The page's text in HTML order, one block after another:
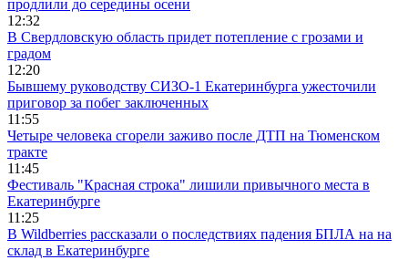
продлили до середины осени
12:32
В Свердловскую область придет потепление с грозами и
градом
12:20
Бывшему руководству СИЗО-1 Екатеринбурга ужесточили
приговор за побег заключенных
11:55
Четыре человека сгорели заживо после ДТП на Тюменском
тракте
11:45
Фестиваль "Красная строка" лишили привычного места в
Екатеринбурге
11:25
В Wildberries рассказали о последствиях падения БПЛА на на
склад в Екатеринбурге